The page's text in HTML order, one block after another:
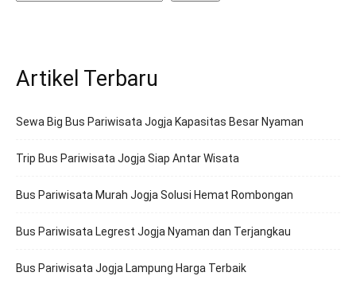
Artikel Terbaru
Sewa Big Bus Pariwisata Jogja Kapasitas Besar Nyaman
Trip Bus Pariwisata Jogja Siap Antar Wisata
Bus Pariwisata Murah Jogja Solusi Hemat Rombongan
Bus Pariwisata Legrest Jogja Nyaman dan Terjangkau
Bus Pariwisata Jogja Lampung Harga Terbaik